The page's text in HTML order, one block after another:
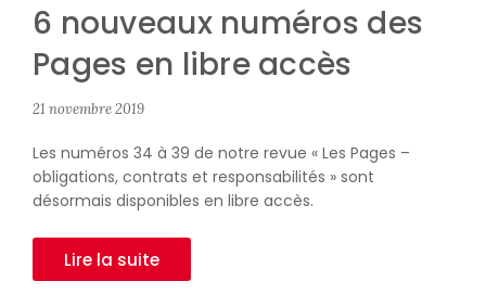
6 nouveaux numéros des
Pages en libre accès
21 novembre 2019
Les numéros 34 à 39 de notre revue « Les Pages –
obligations, contrats et responsabilités » sont
désormais disponibles en libre accès.
Lire la suite